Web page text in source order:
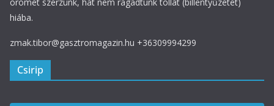
hiába.
zmak.tibor@gasztromagazin.hu +36309994299
Csirip